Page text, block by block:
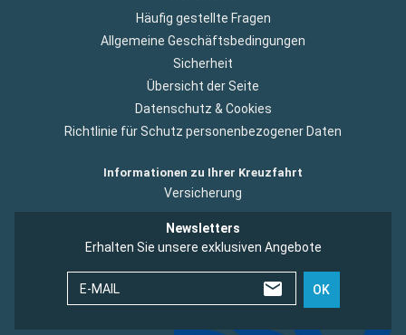
Häufig gestellte Fragen
Allgemeine Geschäftsbedingungen
Sicherheit
Übersicht der Seite
Datenschutz & Cookies
Richtlinie für Schutz personenbezogener Daten
Informationen zu Ihrer Kreuzfahrt
Versicherung
Newsletters
Erhalten Sie unsere exklusiven Angebote
E-MAIL OK